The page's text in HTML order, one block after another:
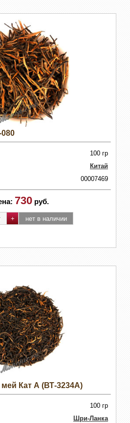
100 гр
Китай
00007469
730 руб.
Кат А (ВТ-3234А)
100 гр
Шри-Ланка